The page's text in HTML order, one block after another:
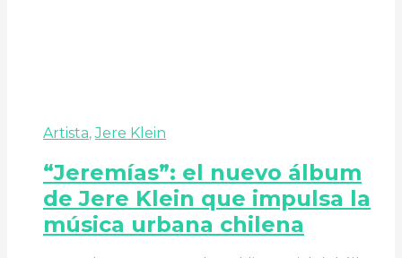
Artista,Jere Klein
“Jeremías”: el nuevo álbum
de Jere Klein que impulsa la
música urbana chilena